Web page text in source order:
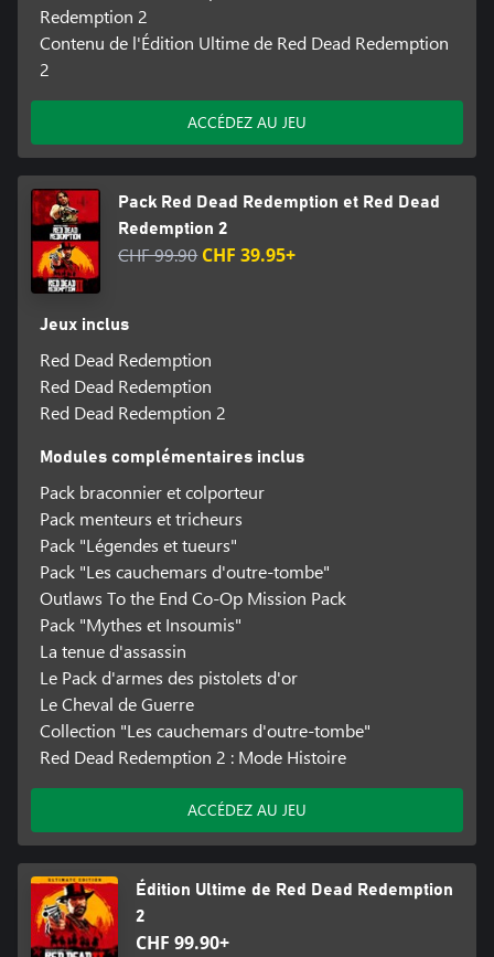
Redemption 2
Contenu de l'Édition Ultime de Red Dead Redemption
2
ACCÉDEZ AU JEU
Pack Red Dead Redemption et Red Dead
Redemption 2
CHF 99.90 CHF 39.95+
Jeux inclus
Red Dead Redemption
Red Dead Redemption
Red Dead Redemption 2
Modules complémentaires inclus
Pack braconnier et colporteur
Pack menteurs et tricheurs
Pack "Légendes et tueurs"
Pack "Les cauchemars d'outre-tombe"
Outlaws To the End Co-Op Mission Pack
Pack "Mythes et Insoumis"
La tenue d'assassin
Le Pack d'armes des pistolets d'or
Le Cheval de Guerre
Collection "Les cauchemars d'outre-tombe"
Red Dead Redemption 2 : Mode Histoire
ACCÉDEZ AU JEU
Édition Ultime de Red Dead Redemption
2
CHF 99.90+